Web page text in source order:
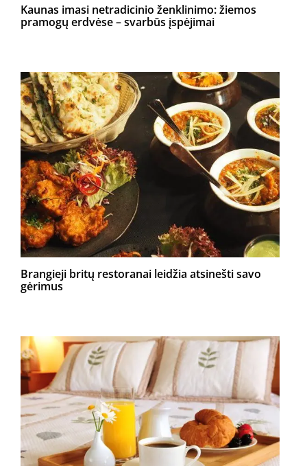
Kaunas imasi netradicinio ženklinimo: žiemos
pramogų erdvėse – svarbūs įspėjimai
Brangieji britų restoranai leidžia atsinešti savo
gėrimus